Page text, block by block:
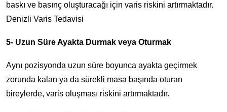
baskı ve basınç oluşturacağı için varis riskini artırmaktadır.
Denizli Varis Tedavisi
5- Uzun Süre Ayakta Durmak veya Oturmak
Aynı pozisyonda uzun süre boyunca ayakta geçirmek
zorunda kalan ya da sürekli masa başında oturan
bireylerde, varis oluşması riskini artırmaktadır.